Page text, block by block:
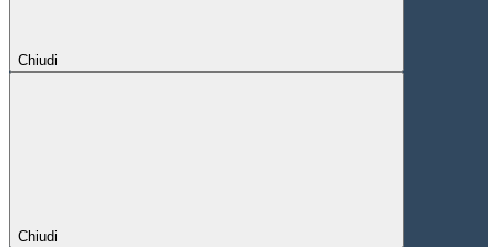
Chiudi
Chiudi